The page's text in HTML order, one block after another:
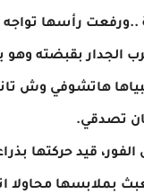
..ورفعت رأسها
الجدار بقبضته
هاتشوفي وش
تصدقي.
الفور، قيد حركتها
بملابسها